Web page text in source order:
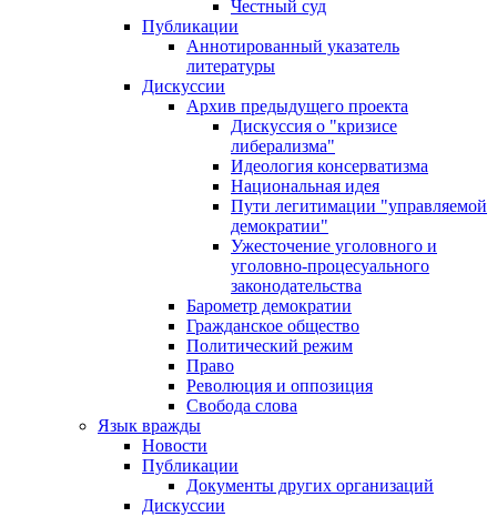
Честный суд
Публикации
Аннотированный указатель
литературы
Дискуссии
Архив предыдущего проекта
Дискуссия о "кризисе
либерализма"
Идеология консерватизма
Национальная идея
Пути легитимации "управляемой
демократии"
Ужесточение уголовного и
уголовно-процесуального
законодательства
Барометр демократии
Гражданское общество
Политический режим
Право
Революция и оппозиция
Свобода слова
Язык вражды
Новости
Публикации
Документы других организаций
Дискуссии